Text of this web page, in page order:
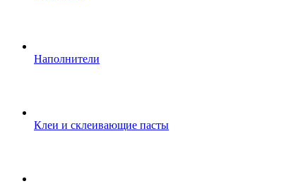
Наполнители
Клеи и склеивающие пасты